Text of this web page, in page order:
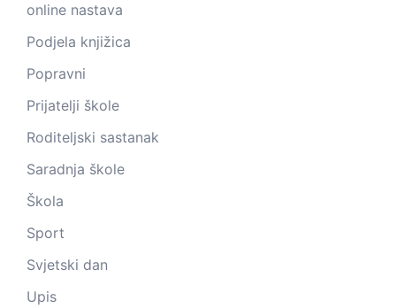
online nastava
Podjela knjižica
Popravni
Prijatelji škole
Roditeljski sastanak
Saradnja škole
Škola
Sport
Svjetski dan
Upis